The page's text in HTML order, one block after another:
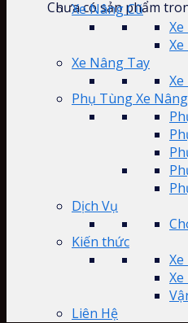
Chưa có sản phẩm
Xe Nâng Cũ
Xe Nâng Tay
Phụ Tùng Xe Nâng
Dịch Vụ
Kiến thức
Liên Hệ